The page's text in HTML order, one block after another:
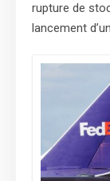
rupture de
lancement